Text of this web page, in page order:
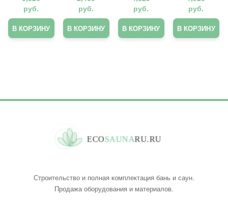
д.115
(Прямо
угольн
ый)
(AISI
руб.
В КОРЗИНУ
439)
для
печи
Русичъ
16
руб.
В КОРЗИНУ
для
душа
(AISI
439)
руб.
В КОРЗИНУ
ого
типа
(AISI
439/0,8
мм)
руб.
В КОРЗИНУ
ECOSAUNARU.RU
Строительство и полная комплектация бань и саун.
Продажа оборудования и материалов.